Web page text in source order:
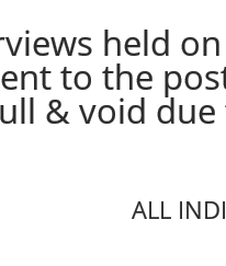
held
to the
& void
ALL